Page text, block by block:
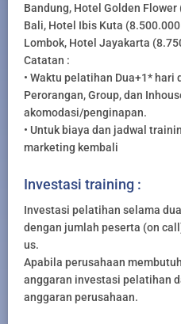
Bandung, Hotel Golden
Bali, Hotel Ibis Kuta
Lombok, Hotel Jayakarta
Catatan :
• Waktu pelatihan Dua+1*
Perorangan, Group, dan
akomodasi/penginapan.
• Untuk biaya dan jadwal
marketing kembali
Investasi training :
Investasi pelatihan selama
dengan jumlah peserta (on
us.
Apabila perusahaan
anggaran investasi pelatihan
anggaran perusahaan.